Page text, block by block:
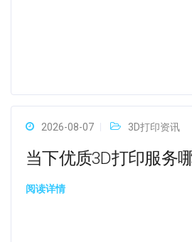
2026-08-07 3D打印资讯
当下优质3D打印服务
阅读详情